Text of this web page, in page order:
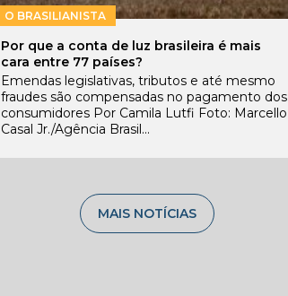
O BRASILIANISTA
Por que a conta de luz brasileira é mais
cara entre 77 países?
Emendas legislativas, tributos e até mesmo
fraudes são compensadas no pagamento dos
consumidores Por Camila Lutfi Foto: Marcello
Casal Jr./Agência Brasil...
MAIS NOTÍCIAS